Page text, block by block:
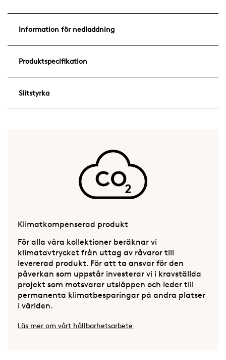
Information för nedladdning
Produktspecifikation
Slitstyrka
Klimatkompenserad produkt
För alla våra kollektioner beräknar vi
klimatavtrycket från uttag av råvaror till
levererad produkt. För att ta ansvar för den
påverkan som uppstår investerar vi i kravställda
projekt som motsvarar utsläppen och leder till
permanenta klimatbesparingar på andra platser
i världen.
Läs mer om vårt hållbarhetsarbete